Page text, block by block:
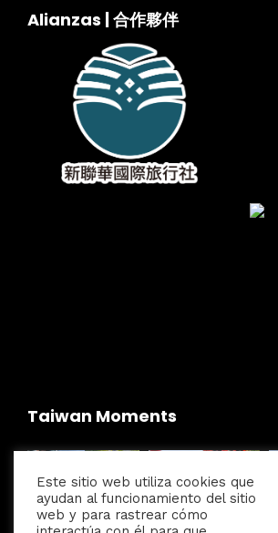
Alianzas | 合作夥伴
Taiwan Moments
Este sitio web utiliza cookies que
ayudan al funcionamiento del sitio
web y para rastrear cómo